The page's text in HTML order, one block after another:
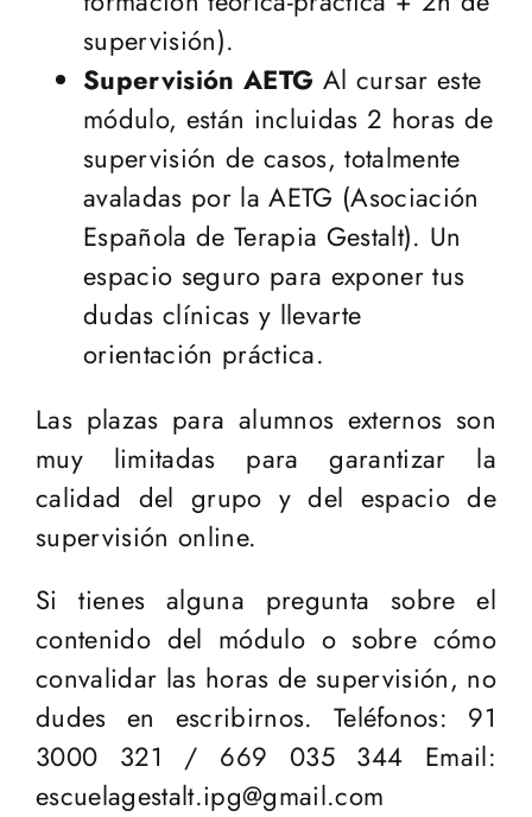
supervisión).
Supervisión AETG Al cursar este
módulo, están incluidas 2 horas de
supervisión de casos, totalmente
avaladas por la AETG (Asociación
Española de Terapia Gestalt). Un
espacio seguro para exponer tus
dudas clínicas y llevarte
orientación práctica.
Las plazas para alumnos externos son
muy limitadas para garantizar la
calidad del grupo y del espacio de
supervisión online.
Si tienes alguna pregunta sobre el
contenido del módulo o sobre cómo
convalidar las horas de supervisión, no
dudes en escribirnos. Teléfonos: 91
3000 321 / 669 035 344 Email:
escuelagestalt.ipg@gmail.com